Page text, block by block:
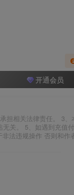
开通会员
担相关法律责任。 3
关。 5、如遇到充值
法违规操作 否则和作